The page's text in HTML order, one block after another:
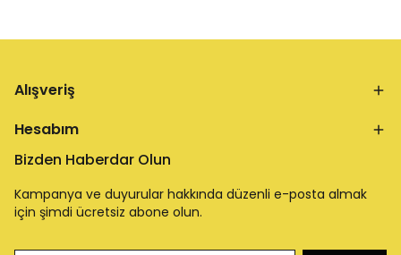
Alışveriş
Hesabım
Bizden Haberdar Olun
Kampanya ve duyurular hakkında düzenli e-posta almak
için şimdi ücretsiz abone olun.